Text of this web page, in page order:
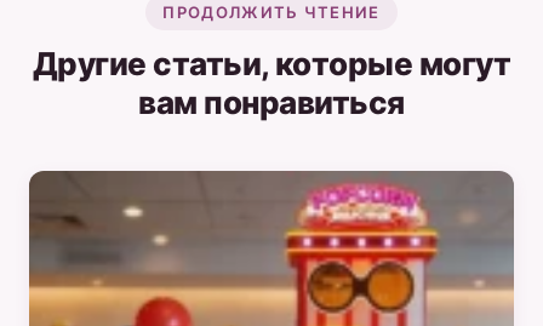
ПРОДОЛЖИТЬ ЧТЕНИЕ
Другие статьи, которые могут
вам понравиться